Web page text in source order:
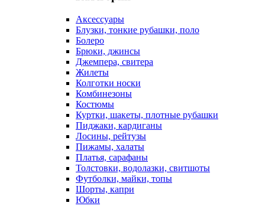
Аксессуары
Блузки, тонкие рубашки, поло
Болеро
Брюки, джинсы
Джемпера, свитера
Жилеты
Колготки носки
Комбинезоны
Костюмы
Куртки, шакеты, плотные рубашки
Пиджаки, кардиганы
Лосины, рейтузы
Пижамы, халаты
Платья, сарафаны
Толстовки, водолазки, свитшоты
Футболки, майки, топы
Шорты, капри
Юбки